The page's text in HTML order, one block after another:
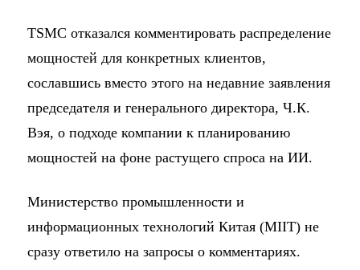
TSMC отказался комментировать распределение
мощностей для конкретных клиентов,
сославшись вместо этого на недавние заявления
председателя и генерального директора, Ч.К.
Вэя, о подходе компании к планированию
мощностей на фоне растущего спроса на ИИ.
Министерство промышленности и
информационных технологий Китая (MIIT) не
сразу ответило на запросы о комментариях.